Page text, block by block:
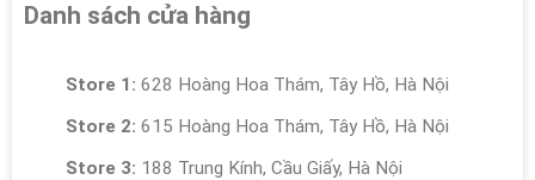
Danh sách cửa hàng
Store 1: 628 Hoàng Hoa Thám, Tây Hồ, Hà Nội
Store 2: 615 Hoàng Hoa Thám, Tây Hồ, Hà Nội
Store 3: 188 Trung Kính, Cầu Giấy, Hà Nội